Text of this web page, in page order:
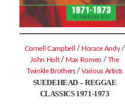
SUEDEHEAD – REGGAE
CLASSICS 1971-1973
Cornell Campbell / Horace Andy /
John Holt / Max Romeo / The
Twinkle Brothers /Various Artists